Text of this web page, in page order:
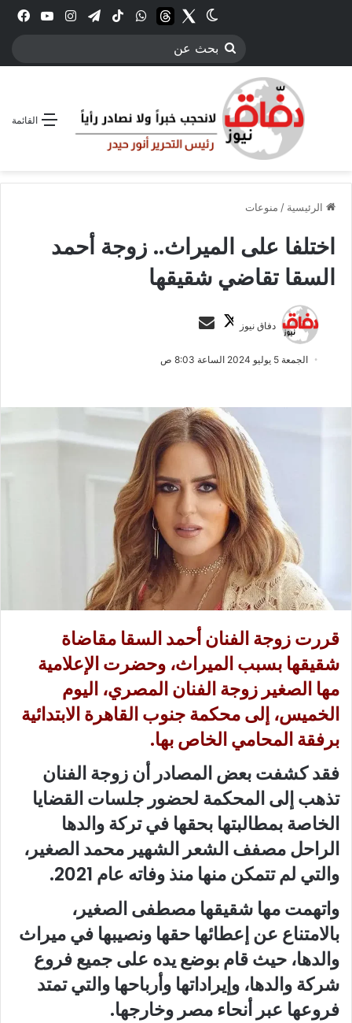
انستقرامتيلقرام‫TikTokواتسابthreadsTwitter
الوضع المظلم
بحث
القائمة
الرئيسية / منوعات
اختلفا على الميراث.. زوجة أحمد
السقا تقاضي شقيقها
دفاق نيوز
ت
ب
ل
ى
X
س
ر
ي
د
إ
ل
ك
ت
ر
و
ن
ا
الجمعة 5 يوليو 2024 الساعة 8:03 ص
قررت زوجة الفنان أحمد السقا مقاضاة
شقيقها بسبب الميراث، وحضرت الإعلامية
مها الصغير زوجة الفنان المصري، اليوم
الخميس، إلى محكمة جنوب القاهرة الابتدائية
برفقة المحامي الخاص بها.
فقد كشفت بعض المصادر أن زوجة الفنان
تذهب إلى المحكمة لحضور جلسات القضايا
الخاصة بمطالبتها بحقها في تركة والدها
الراحل مصفف الشعر الشهير محمد الصغير،
والتي لم تتمكن منها منذ وفاته عام 2021.
واتهمت مها شقيقها مصطفى الصغير،
بالامتناع عن إعطائها حقها ونصيبها في ميراث
والدها، حيث قام بوضع يده على جميع فروع
شركة والدها، وإيراداتها وأرباحها والتي تمتد
فروعها عبر أنحاء مصر وخارجها.